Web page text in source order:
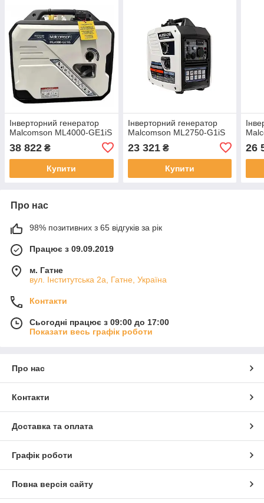
Інверторний генератор
Malcomson ML4000-GE1iS
38 822 ₴
Купити
Інверторний генератор
Malcomson ML2750-G1iS
23 321₴
Купити
26
Про нас
98% позитивних з 65 відгуків за рік
Працює з 09.09.2019
м. Гатне
вул. Інститутська 2а, Гатне, Україна
Контакти
Сьогодні працює з 09:00 до 17:00
Показати весь графік роботи
Про нас
Контакти
Доставка та оплата
Графік роботи
Повна версія сайту